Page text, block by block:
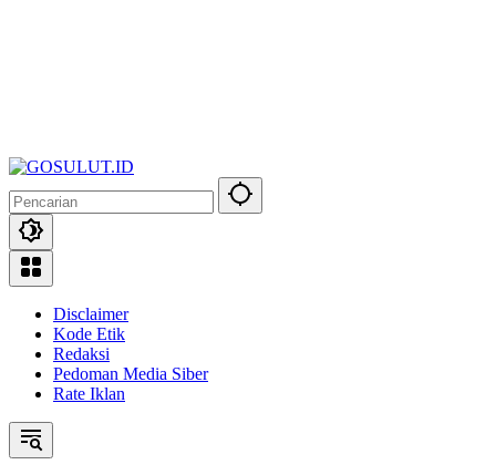
Disclaimer
Kode Etik
Redaksi
Pedoman Media Siber
Rate Iklan